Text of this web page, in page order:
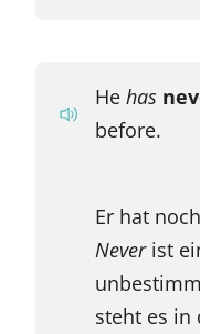
He has
before.
Er hat noch
Neverist
steht es in